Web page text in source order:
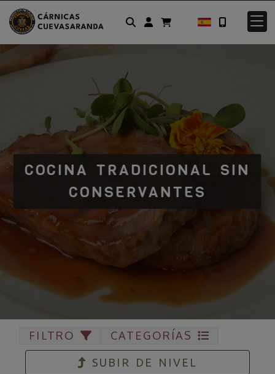
Identifícate
COCINA TRADICIONAL SIN
CONSERVANTES
FILTRO CATEGORÍAS
SUBIR DE NIVEL